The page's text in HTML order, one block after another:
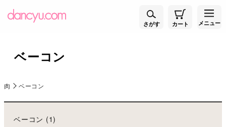
さがす カート メニュー
ベーコン
肉 ベーコン
ベーコン (1)